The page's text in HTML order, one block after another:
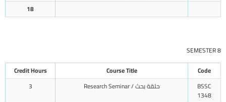
18
SEMESTER 8
Code
Course Title
Credit Hours
BSSC
1348
حلقة بحث / Research Seminar 3